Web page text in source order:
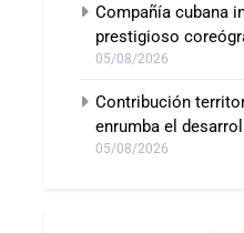
Compañía cubana
prestigioso
05/08/2026
Contribución
enrumba el
05/08/2026